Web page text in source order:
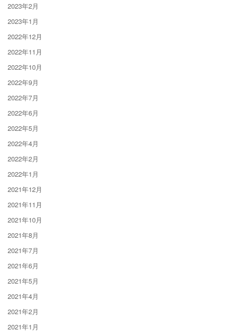
2023年2月
2023年1月
2022年12月
2022年11月
2022年10月
2022年9月
2022年7月
2022年6月
2022年5月
2022年4月
2022年2月
2022年1月
2021年12月
2021年11月
2021年10月
2021年8月
2021年7月
2021年6月
2021年5月
2021年4月
2021年2月
2021年1月